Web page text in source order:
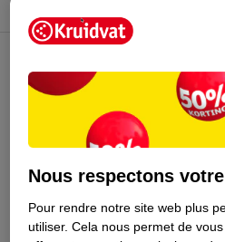
offert, ajoutez donc les deux
panier d'achats.
Club Kruidvat
Service Clientèle
Tout sur Kruidvat
Nous respectons
Pour rendre notre site web plus
utiliser. Cela nous permet de